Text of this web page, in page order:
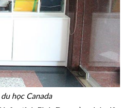
học Canada